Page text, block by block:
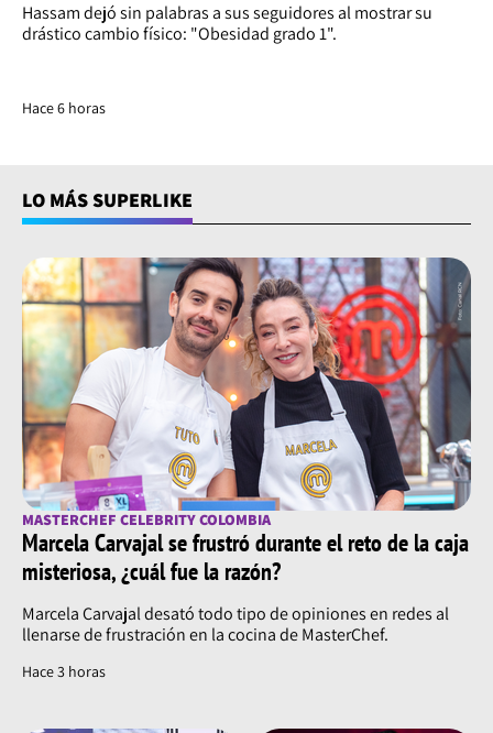
Hassam dejó sin palabras a sus seguidores al mostrar su
drástico cambio físico: "Obesidad grado 1".
Hace 6 horas
LO MÁS SUPERLIKE
MASTERCHEF CELEBRITY COLOMBIA
Marcela Carvajal se frustró durante el reto de la caja
misteriosa, ¿cuál fue la razón?
Marcela Carvajal desató todo tipo de opiniones en redes al
llenarse de frustración en la cocina de MasterChef.
Hace 3 horas